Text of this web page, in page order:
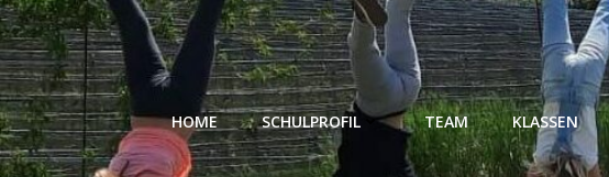
Zum
Inhalt
springen
HOME SCHULPROFIL TEAM KLASSEN